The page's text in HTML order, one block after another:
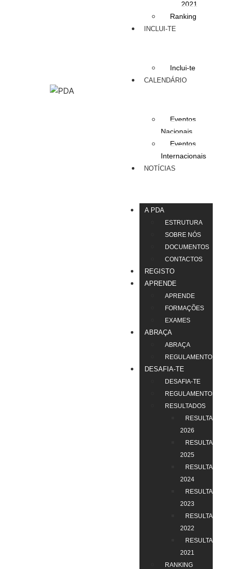
2021
Ranking
INCLUI-TE
Inclui-te
CALENDÁRIO
Eventos
Nacionais
Eventos
Internacionais
NOTÍCIAS
A PDA
ESTRUTURA
SOBRE NÓS
DOCUMENTOS
CONTACTOS
REGISTO
APRENDE
APRENDE
FORMAÇÕES
EXAMES
ABRAÇA
ABRAÇA
REGULAMENTO
DESAFIA-TE
DESAFIA-TE
REGULAMENTOS
RESULTADOS
RESULTADOS
2026
RESULTADOS
2025
RESULTADOS
2024
RESULTADOS
2023
RESULTADOS
2022
RESULTADOS
2021
RANKING